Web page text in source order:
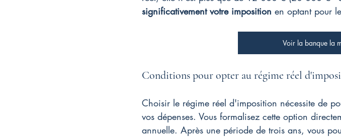
significativement votre imposition en optant pour
Voir la banque la
Conditions pour opter au régime réel
Choisir le régime réel d'imposition nécessite de
vos dépenses. Vous formalisez cette option
annuelle. Après une période de trois ans, vous